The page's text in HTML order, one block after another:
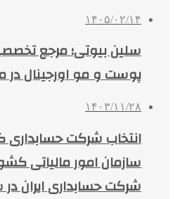
۱۴۰۵/۰۲/۱۴
سلین بیوتی؛ مرجع
پوست و مو اورجینال
۱۴۰۳/۱۱/۲۸
انتخاب شرکت
سازمان امور مالیاتی
شرکت حسابداری ایران